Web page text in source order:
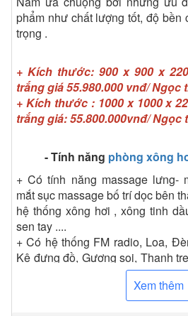
phẩm như chất lượng tốt, độ bền
trọng .
+ Kích thước: 900 x 900 x
trắng giá 55.980.000 vnđ/ Ngọc
+ Kích thước : 1000 x 1000 x
trắng giá: 55.800.000vnđ/ Ngọc
- Tính năng phòng xông
+ Có tính năng massage lưng- massage lườn với các
mắt sục massage bố trí dọc bên
hệ thống xông hơi , xông tinh
sen tay ....
+ Có hệ thống FM radio, Loa,
Kệ đựng đồ, Gương soi, Thanh
Thiết kế phòng xông hơi
Xem thêm